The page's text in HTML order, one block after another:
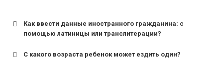
Как ввести данные иностранного гражданина: с
помощью латиницы или транслитерации?
С какого возраста ребенок может ездить один?